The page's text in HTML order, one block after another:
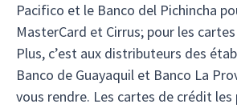
Pacifico et le Banco del Pichincha
MasterCard et Cirrus; pour les
Plus, c’est aux distributeurs des
Banco de Guayaquil et Banco La
vous rendre. Les cartes de crédit les